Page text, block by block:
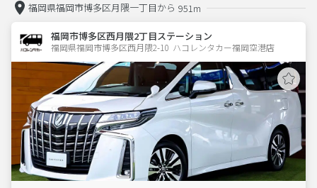
福岡県福岡市博多区月隈一丁目から 951m
福岡市博多区西月隈2丁目ステーション
福岡県福岡市博多区西月隈2-10  ハコレンタカー福岡空港店